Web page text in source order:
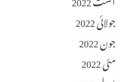
جولائی 2022
جون 2022
مئی 2022